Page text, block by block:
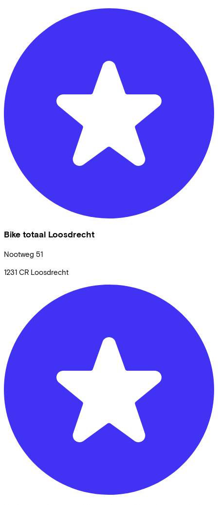
Bike totaal Loosdrecht
Nootweg 51
1231 CR Loosdrecht